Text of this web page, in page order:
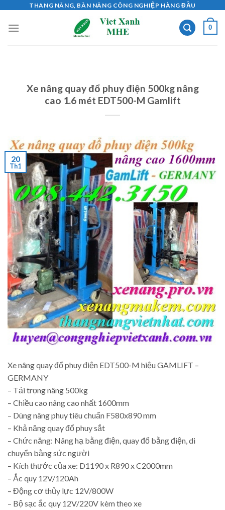
content
THANG NÂNG, BÀN NÂNG CÔNG NGHIỆP HÀNG ĐẦU
0
Xe nâng quay đổ phuy điện 500kg nâng
cao 1.6 mét EDT500-M Gamlift
20
Th1
Xe nâng quay đổ phuy điện EDT500-M hiệu GAMLIFT –
GERMANY
– Tải trọng nâng 500kg
– Chiều cao nâng cao nhất 1600mm
– Dùng nâng phuy tiêu chuẩn F580x890 mm
– Khả năng quay đổ phuy sắt
– Chức năng: Nâng hạ bằng điện, quay đổ bằng điện, di
chuyển bằng sức người
– Kích thước của xe: D1190 x R890 x C2000mm
– Ắc quy 12V/120Ah
– Động cơ thủy lực 12V/800W
– Bộ sạc ắc quy 12V/220V kèm theo xe